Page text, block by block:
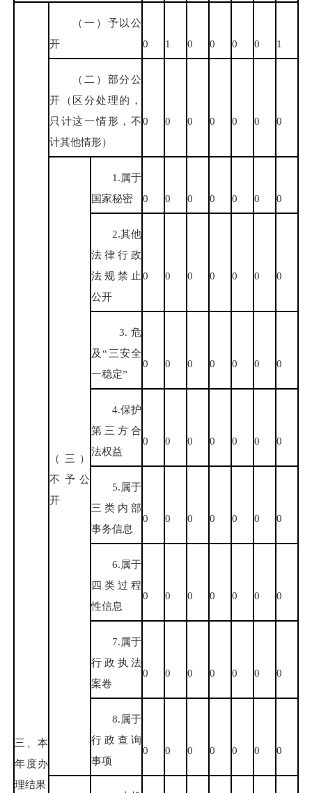
三、本
年度办
理结果
（一）予以公
开
0 1 0 0 0 0 1
（二）部分公
开（区分处理的，
只计这一情形，不
计其他情形）
0 0 0 0 0 0 0
（三）
不予公
开
1.属于
国家秘密
0 0 0 0 0 0 0
2.其他
法律行政
法规禁止
公开
0 0 0 0 0 0 0
3.危
及“三安全
一稳定”
0 0 0 0 0 0 0
4.保护
第三方合
法权益
0 0 0 0 0 0 0
5.属于
三类内部
事务信息
0 0 0 0 0 0 0
6.属于
四类过程
性信息
0 0 0 0 0 0 0
7.属于
行政执法
案卷
0 0 0 0 0 0 0
8.属于
行政查询
事项
0 0 0 0 0 0 0